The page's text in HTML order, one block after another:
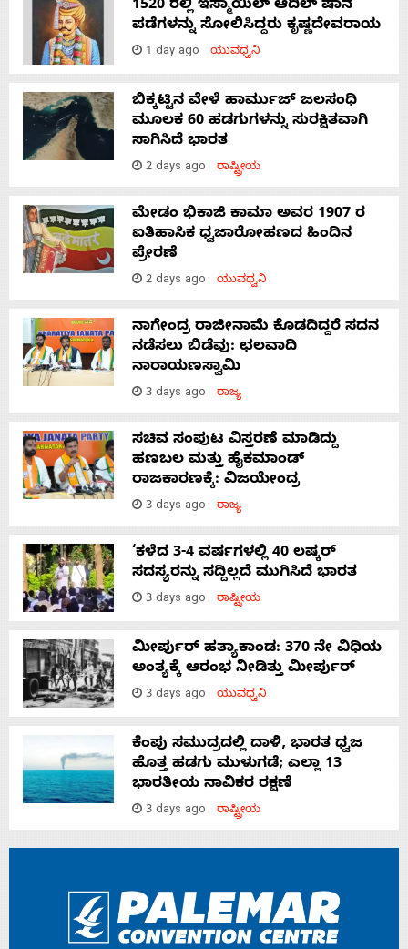
1520 ರಲ್ಲಿ ಇಸ್ಮಾಯಿಲ್ ಆದಿಲ್ ಷಾನ
ಪಡೆಗಳನ್ನು ಸೋಲಿಸಿದ್ದರು ಕೃಷ್ಣದೇವರಾಯ
1 day ago ಯುವಧ್ವನಿ
ಬಿಕ್ಕಟ್ಟಿನ ವೇಳೆ ಹಾರ್ಮುಜ್ ಜಲಸಂಧಿ
ಮೂಲಕ 60 ಹಡಗುಗಳನ್ನು ಸುರಕ್ಷಿತವಾಗಿ
ಸಾಗಿಸಿದೆ ಭಾರತ
2 days ago ರಾಷ್ಟ್ರೀಯ
ಮೇಡಂ ಭಿಕಾಜಿ ಕಾಮಾ ಅವರ 1907 ರ
ಐತಿಹಾಸಿಕ ಧ್ವಜಾರೋಹಣದ ಹಿಂದಿನ
ಪ್ರೇರಣೆ
2 days ago ಯುವಧ್ವನಿ
ನಾಗೇಂದ್ರ ರಾಜೀನಾಮೆ ಕೊಡದಿದ್ದರೆ ಸದನ
ನಡೆಸಲು ಬಿಡೆವು: ಛಲವಾದಿ
ನಾರಾಯಣಸ್ವಾಮಿ
3 days ago ರಾಜ್ಯ
ಸಚಿವ ಸಂಪುಟ ವಿಸ್ತರಣೆ ಮಾಡಿದ್ದು
ಹಣಬಲ ಮತ್ತು ಹೈಕಮಾಂಡ್
ರಾಜಕಾರಣಕ್ಕೆ: ವಿಜಯೇಂದ್ರ
3 days ago ರಾಜ್ಯ
‘ಕಳೆದ 3-4 ವರ್ಷಗಳಲ್ಲಿ 40 ಲಷ್ಕರ್
ಸದಸ್ಯರನ್ನು ಸದ್ದಿಲ್ಲದೆ ಮುಗಿಸಿದೆ ಭಾರತ
3 days ago ರಾಷ್ಟ್ರೀಯ
ಮೀರ್ಪುರ್ ಹತ್ಯಾಕಾಂಡ: 370 ನೇ ವಿಧಿಯ
ಅಂತ್ಯಕ್ಕೆ ಆರಂಭ ನೀಡಿತ್ತು ಮೀರ್ಪುರ್
3 days ago ಯುವಧ್ವನಿ
ಕೆಂಪು ಸಮುದ್ರದಲ್ಲಿ ದಾಳಿ, ಭಾರತ ಧ್ವಜ
ಹೊತ್ತ ಹಡಗು ಮುಳುಗಡೆ; ಎಲ್ಲಾ 13
ಭಾರತೀಯ ನಾವಿಕರ ರಕ್ಷಣೆ
3 days ago ರಾಷ್ಟ್ರೀಯ